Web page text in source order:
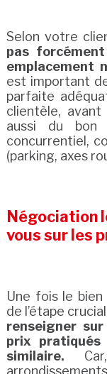
Selon votre
pas
emplacement
est important
parfaite
clientèle,
aussi du bon
concurrentiel,
(parking, axes
Négociation
vous sur les
Une fois le
de l’étape
renseigner
prix
similaire.